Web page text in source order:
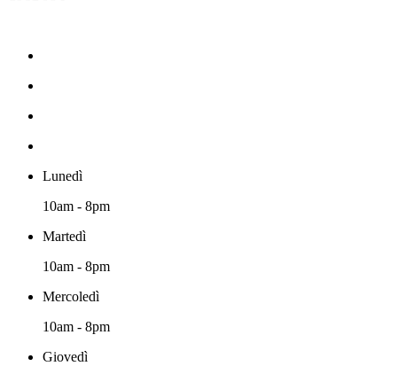
Lunedì
10am - 8pm
Martedì
10am - 8pm
Mercoledì
10am - 8pm
Giovedì